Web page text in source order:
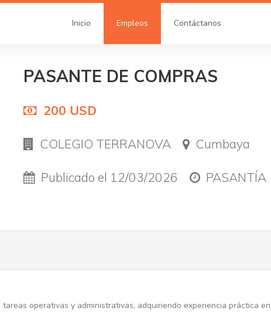
Inicio Empleos Contáctanos
PASANTE DE COMPRAS
200 USD
COLEGIO TERRANOVA Cumbaya
Publicado el 12/03/2026 PASANTÍA
operativas y administrativas, adquiriendo experiencia práctica